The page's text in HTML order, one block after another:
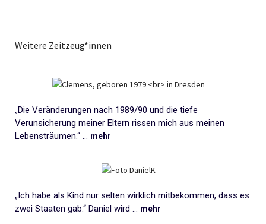
Weitere Zeitzeug*innen
„Die Veränderungen nach 1989/90 und die tiefe
Verunsicherung meiner Eltern rissen mich aus meinen
Lebensträumen.“ ... mehr
„Ich habe als Kind nur selten wirklich mitbekommen, dass es
zwei Staaten gab.“ Daniel wird ... mehr